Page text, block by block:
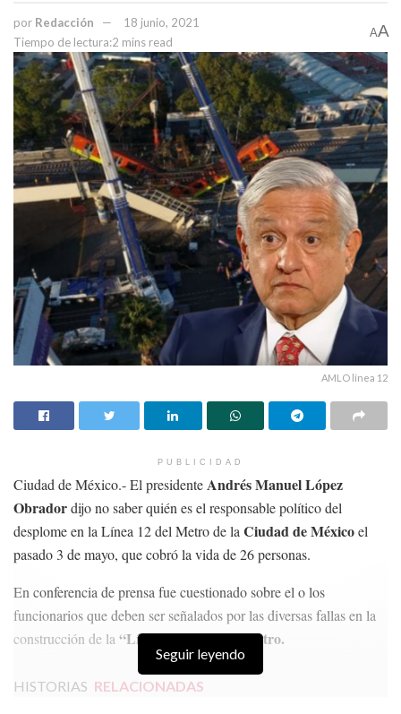
por Redacción
18 junio, 2021
Tiempo de lectura:2 mins read
AA
AMLO línea 12
PUBLICIDAD
Ciudad de México.- El presidenteAndrés Manuel López
Obradordijo no saber quién es el responsable político del
desplome en la Línea 12 del Metro de laCiudad de Méxicoel
pasado 3 de mayo, que cobró la vida de 26 personas.
En conferencia de prensa fue cuestionado sobre el o los
funcionarios que deben ser señalados por las diversas fallas en la
construcción de la“Línea Dorada” del Metro.
HISTORIAS RELACIONADAS
Seguir leyendo